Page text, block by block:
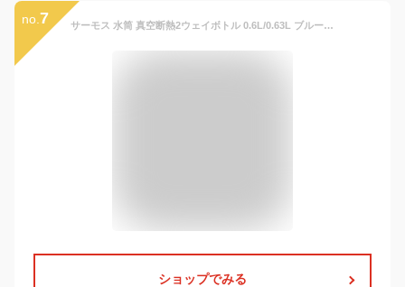
no. 7 サーモス 水筒 真空断熱2ウェイボトル 0.6L/0.63L ブルーオレンジ 直飲み コップ付き 子供用 通園通学 FJJ-602WFDS BLOR
ショップでみる